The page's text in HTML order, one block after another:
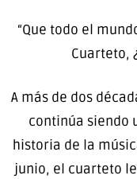
“Que todo el
Cuarteto,
A más de dos
continúa siendo
historia de la
junio, el cuarteto